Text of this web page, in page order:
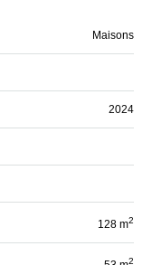
Maisons
2024
128 m2
2